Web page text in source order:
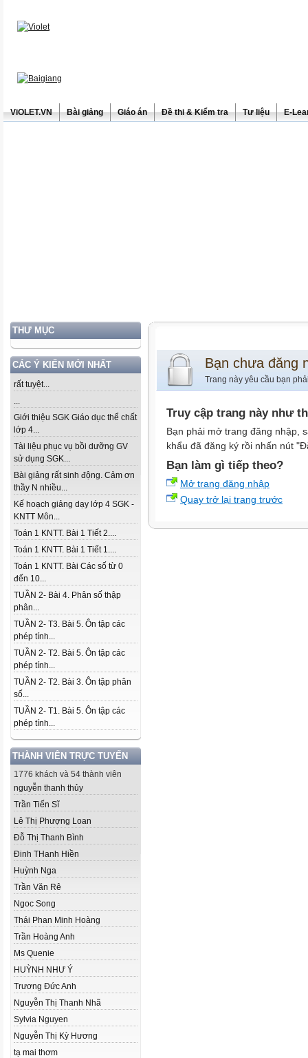
ViOLET.VN Bài giảng Giáo án Đề thi & Kiểm tra Tư liệu E-
THƯ MỤC
CÁC Ý KIẾN MỚI NHẤT
rất tuyệt...
...
Giới thiệu SGK Giáo dục thể chất
lớp 4...
Tài liệu phục vụ bồi dưỡng GV
sử dụng SGK...
Bài giảng rất sinh động. Cảm ơn
thầy N nhiều...
Kế hoạch giảng dạy lớp 4 SGK -
KNTT Môn...
Toán 1 KNTT. Bài 1 Tiết 2....
Toán 1 KNTT. Bài 1 Tiết 1....
Toán 1 KNTT. Bài Các số từ 0
đến 10...
TUẦN 2- Bài 4. Phân số thập
phân...
TUẦN 2- T3. Bài 5. Ôn tập các
phép tính...
TUẦN 2- T2. Bài 5. Ôn tập các
phép tính...
TUẦN 2- T2. Bài 3. Ôn tập phân
số...
TUẦN 2- T1. Bài 5. Ôn tập các
phép tính...
THÀNH VIÊN TRỰC TUYẾN
1776 khách và 54 thành viên
nguyễn thanh thủy
Trần Tiến Sĩ
Lê Thị Phượng Loan
Đỗ Thị Thanh Bình
Đinh THanh Hiền
Huỳnh Nga
Trần Văn Rê
Ngoc Song
Thái Phan Minh Hoàng
Trần Hoàng Anh
Ms Quenie
HUỲNH NHƯ Ý
Trương Đức Anh
Nguyễn Thị Thanh Nhã
Sylvia Nguyen
Nguyễn Thị Kỳ Hương
tạ mai thơm
Bạn chưa đăng
Trang này yêu cầu bạn
Truy cập trang này như
Bạn phải mở trang đăng nhập,
khẩu đã đăng ký rồi nhấn nút
Bạn làm gì tiếp theo?
Mở trang đăng nhập
Quay trở lại trang trước